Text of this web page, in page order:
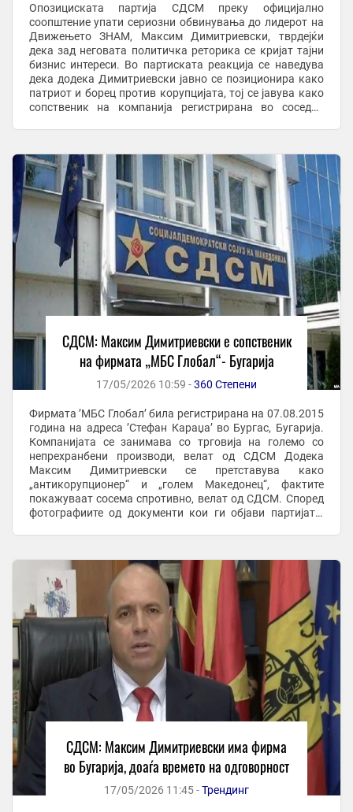
Опозициската партија СДСМ преку официјално
соопштение упати сериозни обвинувања до лидерот на
Движењето ЗНАМ, Максим Димитриевски, тврдејќи
дека зад неговата политичка реторика се кријат тајни
бизнис интереси. Во партиската реакција се наведува
дека додека Димитриевски јавно се позиционира како
патриот и борец против корупцијата, тој се јавува како
сопственик на компанија регистрирана во соседна
СДСМ: Максим Димитриевски е сопственик
на фирмата „МБС Глобал“- Бугарија
17/05/2026 10:59 -360 Степени
Фирмата ’МБС Глобал’ била регистрирана на 07.08.2015
година на адреса ’Стефан Караџа’ во Бургас, Бугарија.
Компанијата се занимава со трговија на големо со
непрехранбени производи, велат од СДСМ Додека
Максим Димитриевски се претставува како
„антикорупционер“ и „голем Македонец“, фактите
покажуваат сосема спротивно, велат од СДСМ. Според
фотографиите од документи кои ги објави партијата,
СДСМ: Максим Димитриевски има фирма
во Бугарија, доаѓа времето на одговорност
17/05/2026 11:45 -Трендинг